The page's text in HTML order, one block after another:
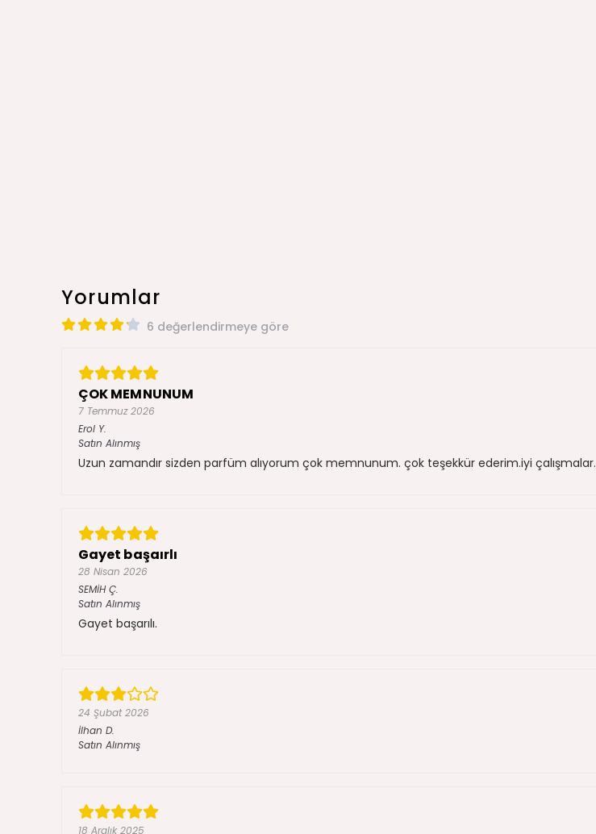
Yorumlar
6 değerlendirmeye göre
ÇOK MEMNUNUM
7 Temmuz 2026
Erol Y.
Satın Alınmış
Uzun zamandır sizden parfüm alıyorum çok memnunum. çok teşekkür ederim.iyi çalışmalar.
Gayet başaırlı
28 Nisan 2026
SEMİH Ç.
Satın Alınmış
Gayet başarılı.
24 Şubat 2026
İlhan D.
Satın Alınmış
18 Aralık 2025